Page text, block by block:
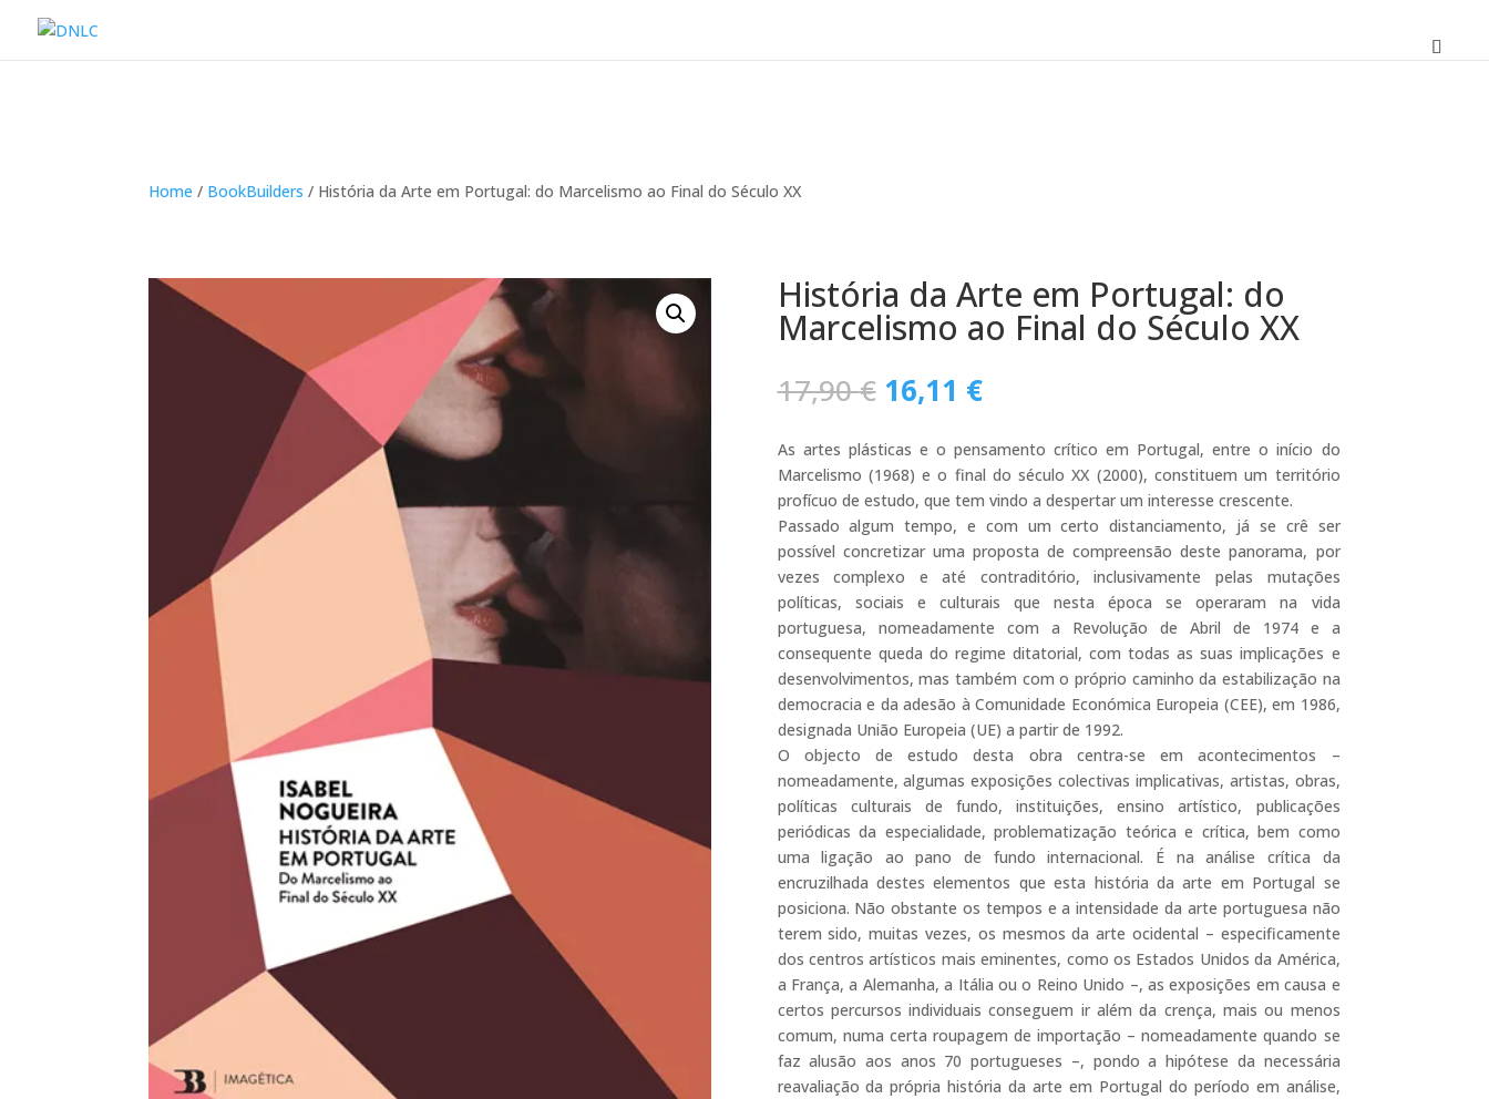
Home / BookBuilders / História da Arte em Portugal: do Marcelismo ao Final do Século XX
História da Arte em Portugal: do
Marcelismo ao Final do Século XX
17,90€ O
preço
original
era:
17,90 €.
16,11 €O
preço
atual
é:
16,11 €.
As artes plásticas e o pensamento crítico em Portugal, entre o início do
Marcelismo (1968) e o final do século XX (2000), constituem um território
profícuo de estudo, que tem vindo a despertar um interesse crescente.
Passado algum tempo, e com um certo distanciamento, já se crê ser
possível concretizar uma proposta de compreensão deste panorama, por
vezes complexo e até contraditório, inclusivamente pelas mutações
políticas, sociais e culturais que nesta época se operaram na vida
portuguesa, nomeadamente com a Revolução de Abril de 1974 e a
consequente queda do regime ditatorial, com todas as suas implicações e
desenvolvimentos, mas também com o próprio caminho da estabilização na
democracia e da adesão à Comunidade Económica Europeia (CEE), em 1986,
designada União Europeia (UE) a partir de 1992.
O objecto de estudo desta obra centra-se em acontecimentos –
nomeadamente, algumas exposições colectivas implicativas, artistas, obras,
políticas culturais de fundo, instituições, ensino artístico, publicações
periódicas da especialidade, problematização teórica e crítica, bem como
uma ligação ao pano de fundo internacional. É na análise crítica da
encruzilhada destes elementos que esta história da arte em Portugal se
posiciona. Não obstante os tempos e a intensidade da arte portuguesa não
terem sido, muitas vezes, os mesmos da arte ocidental – especificamente
dos centros artísticos mais eminentes, como os Estados Unidos da América,
a França, a Alemanha, a Itália ou o Reino Unido –, as exposições em causa e
certos percursos individuais conseguem ir além da crença, mais ou menos
comum, numa certa roupagem de importação – nomeadamente quando se
faz alusão aos anos 70 portugueses –, pondo a hipótese da necessária
reavaliação da própria história da arte em Portugal do período em análise,